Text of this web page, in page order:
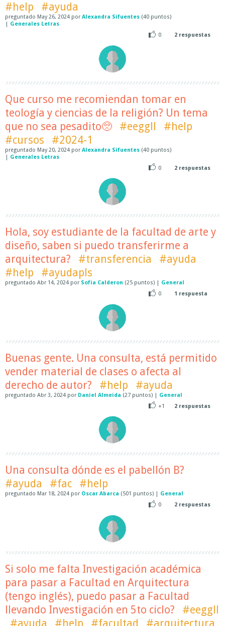
#help
#ayuda
preguntado May 26, 2024 por Alexandra Sifuentes (40 puntos)
| Generales Letras
0
2 respuestas
Que curso me recomiendan tomar en
teología y ciencias de la religión? Un tema
que no sea pesadito🥺
#eeggll
#help
#cursos
#2024-1
preguntado May 20, 2024 por Alexandra Sifuentes (40 puntos)
| Generales Letras
0
2 respuestas
Hola, soy estudiante de la facultad de arte y
diseño, saben si puedo transferirme a
arquitectura?
#transferencia
#ayuda
#help
#ayudapls
preguntado Abr 14, 2024 por Sofia Calderon (25 puntos) | General
0
1 respuesta
Buenas gente. Una consulta, está permitido
vender material de clases o afecta al
derecho de autor?
#help #ayuda
preguntado Abr 3, 2024 por Daniel Almeida (27 puntos) | General
+1
2 respuestas
Una consulta dónde es el pabellón B?
#ayuda
#fac #help
preguntado Mar 18, 2024 por Oscar Abarca (501 puntos) | General
0
2 respuestas
Si solo me falta Investigación académica
para pasar a Facultad en Arquitectura
(tengo inglés), puedo pasar a Facultad
llevando Investigación en 5to ciclo?
#eeggll
#ayuda
#help #facultad #arquitectura